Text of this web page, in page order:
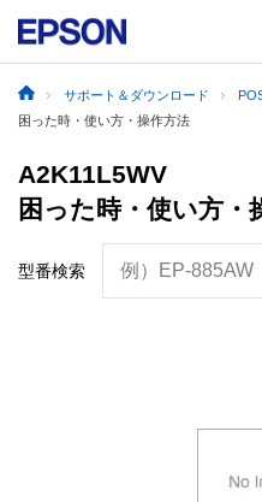
サポート＆ダウンロード
困った時・使い方・操作方法
A2K11L5WV
困った時・使い方・
型番検索 例）EP-885AW